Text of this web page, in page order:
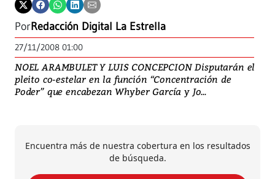
PorRedacción Digital La Estrella
27/11/2008 01:00
NOEL ARAMBULET Y LUIS CONCEPCION Disputarán el
pleito co-estelar en la función “Concentración de
Poder” que encabezan Whyber García y Jo...
Encuentra más de nuestra cobertura en los resultados
de búsqueda.